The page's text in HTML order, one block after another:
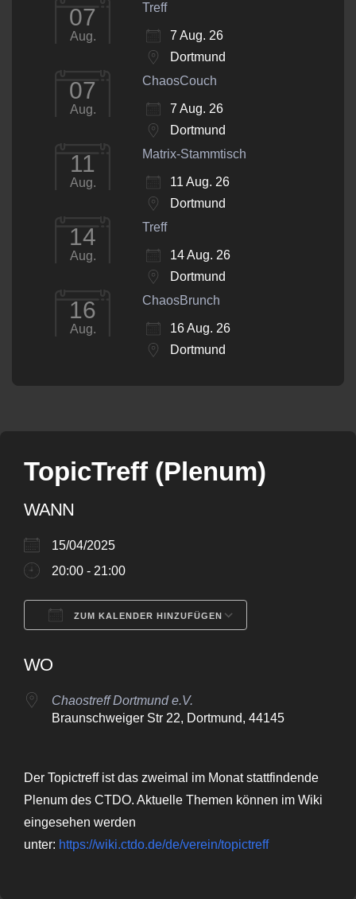
TopicTreff (Plenum)
WANN
15/04/2025
20:00 - 21:00
ZUM KALENDER HINZUFÜGEN
WO
Chaostreff Dortmund e.V.
Braunschweiger Str 22, Dortmund, 44145
Der Topictreff ist das zweimal im Monat stattfindende
Plenum des CTDO. Aktuelle Themen können im Wiki
eingesehen werden
unter: https://wiki.ctdo.de/de/verein/topictreff
07
Aug.
Treff
7 Aug. 26
Dortmund
07
Aug.
ChaosCouch
7 Aug. 26
Dortmund
11
Aug.
Matrix-Stammtisch
11 Aug. 26
Dortmund
14
Aug.
Treff
14 Aug. 26
Dortmund
16
Aug.
ChaosBrunch
16 Aug. 26
Dortmund